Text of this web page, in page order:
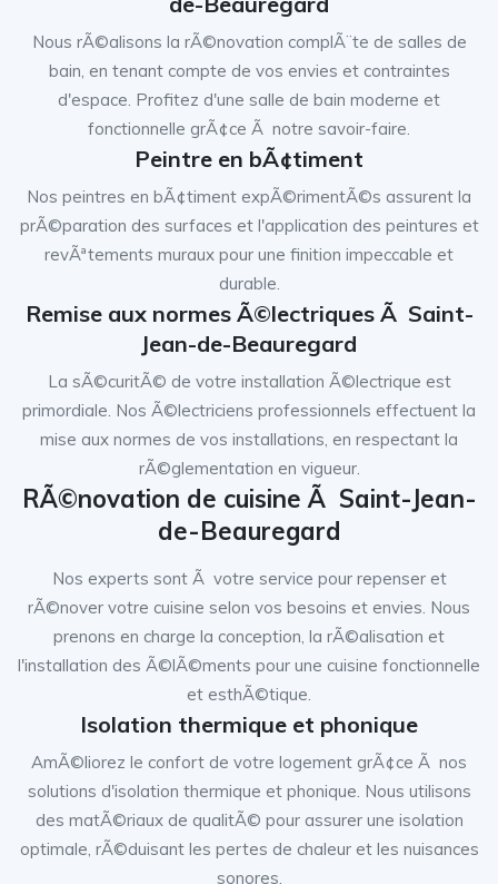
Nous rÃ©alisons la rÃ©novation complÃ¨te de salles de
bain, en tenant compte de vos envies et contraintes
d'espace. Profitez d'une salle de bain moderne et
fonctionnelle grÃ¢ce Ã notre savoir-faire.
Peintre en bÃ¢timent
Nos peintres en bÃ¢timent expÃ©rimentÃ©s assurent la
prÃ©paration des surfaces et l'application des peintures et
revÃªtements muraux pour une finition impeccable et
durable.
Remise aux normes Ã©lectriques Ã Saint-
Jean-de-Beauregard
La sÃ©curitÃ© de votre installation Ã©lectrique est
primordiale. Nos Ã©lectriciens professionnels effectuent la
mise aux normes de vos installations, en respectant la
rÃ©glementation en vigueur.
RÃ©novation de cuisine Ã Saint-Jean-
de-Beauregard
Nos experts sont Ã votre service pour repenser et
rÃ©nover votre cuisine selon vos besoins et envies. Nous
prenons en charge la conception, la rÃ©alisation et
l'installation des Ã©lÃ©ments pour une cuisine fonctionnelle
et esthÃ©tique.
Isolation thermique et phonique
AmÃ©liorez le confort de votre logement grÃ¢ce Ã nos
solutions d'isolation thermique et phonique. Nous utilisons
des matÃ©riaux de qualitÃ© pour assurer une isolation
optimale, rÃ©duisant les pertes de chaleur et les nuisances
sonores.